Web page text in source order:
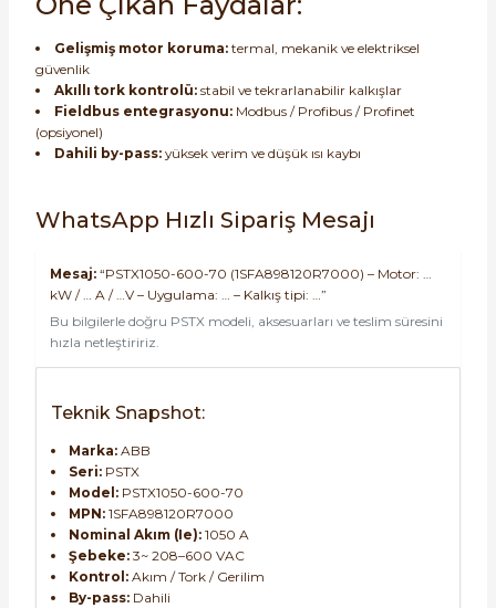
Gelişmiş motor koruma:termal, mekanik ve elektriksel
güvenlik
Akıllı tork kontrolü:stabil ve tekrarlanabilir kalkışlar
Fieldbus entegrasyonu:Modbus / Profibus / Profinet
(opsiyonel)
Dahili by-pass:yüksek verim ve düşük ısı kaybı
WhatsApp Hızlı Sipariş Mesajı
Mesaj:“PSTX1050-600-70 (1SFA898120R7000) – Motor: …
kW / … A / …V – Uygulama: … – Kalkış tipi: …”
Bu bilgilerle doğru PSTX modeli, aksesuarları ve teslim süresini
hızla netleştiririz.
Teknik Snapshot:
Marka: ABB
Seri: PSTX
Model: PSTX1050-600-70
MPN: 1SFA898120R7000
Nominal Akım (Ie): 1050 A
Şebeke: 3~ 208–600 VAC
Kontrol: Akım / Tork / Gerilim
By-pass: Dahili